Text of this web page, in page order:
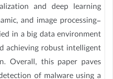
and deep learning
and image processing-
in a big data environment
achieving robust intelligent
Overall, this paper paves